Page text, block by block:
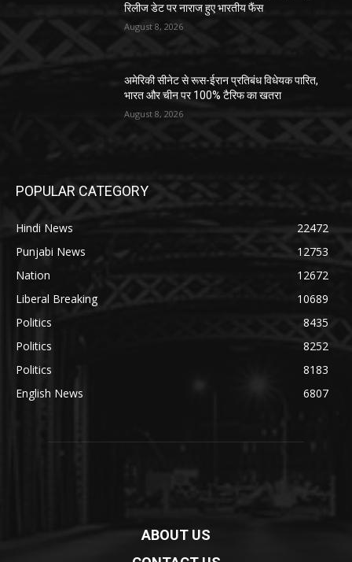
रिलीज डेट पर नाराज हुए भारतीय फैंस
August 8, 2026
अमेरिकी सीनेट से रूस-ईरान प्रतिबंध विधेयक पारित,
भारत और चीन पर 100% टैरिफ का खतरा
August 8, 2026
POPULAR CATEGORY
Hindi News
22472
Punjabi News
12753
Nation
12672
Liberal Breaking
10689
Politics
8435
Politics
8252
Politics
8183
English News
6807
ABOUT US